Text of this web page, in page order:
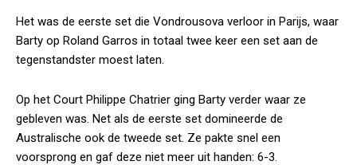
Het was de eerste set die Vondrousova verloor in Parijs, waar
Barty op Roland Garros in totaal twee keer een set aan de
tegenstandster moest laten.
Op het Court Philippe Chatrier ging Barty verder waar ze
gebleven was. Net als de eerste set domineerde de
Australische ook de tweede set. Ze pakte snel een
voorsprong en gaf deze niet meer uit handen: 6-3.